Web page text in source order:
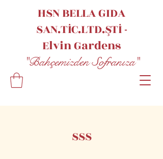
HSN BELLA GIDA
SAN.TİC.LTD.ŞTİ -
ElvinGardens
"Bahçemizden Sofranıza"
SSS